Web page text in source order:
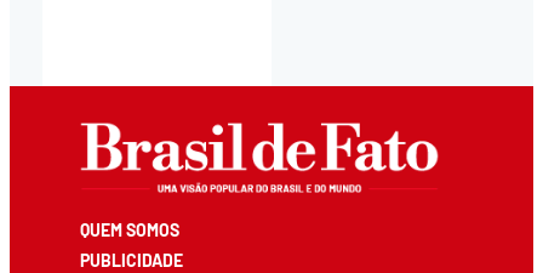
QUEM SOMOS
PUBLICIDADE